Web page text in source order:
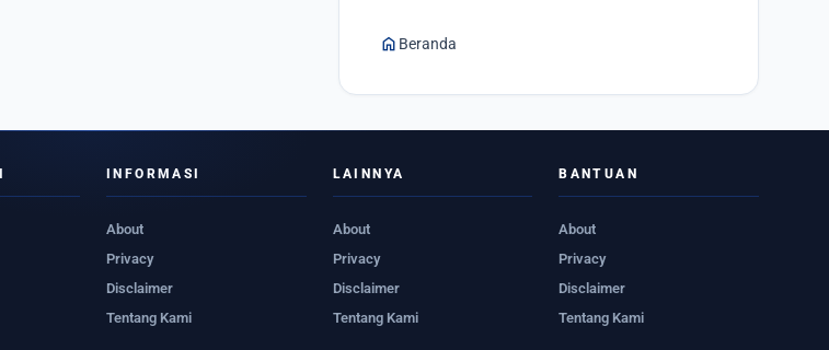
home Beranda
INFORMASI
About
Privacy
Disclaimer
Tentang Kami
LAINNYA
About
Privacy
Disclaimer
Tentang Kami
BANTUAN
About
Privacy
Disclaimer
Tentang Kami